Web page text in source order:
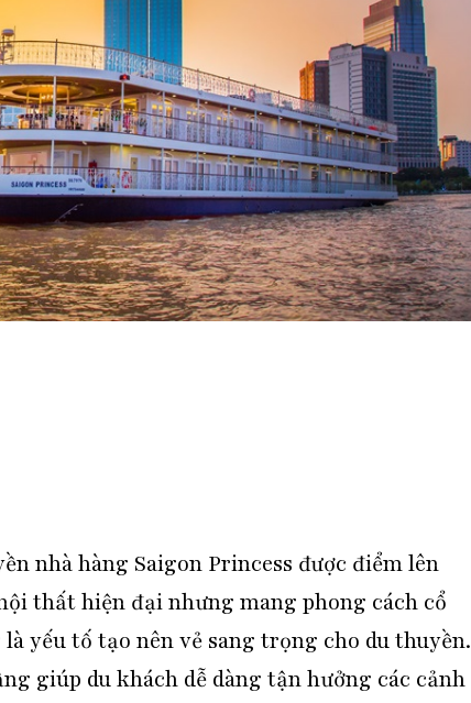
nhà hàng Saigon Princess được điểm lên
thất hiện đại nhưng mang phong cách cổ
yếu tố tạo nên vẻ sang trọng cho du thuyền.
giúp du khách dễ dàng tận hưởng các cảnh